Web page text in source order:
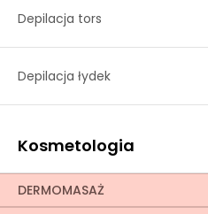
Depilacja tors
Depilacja łydek
Kosmetologia
DERMOMASAŻ